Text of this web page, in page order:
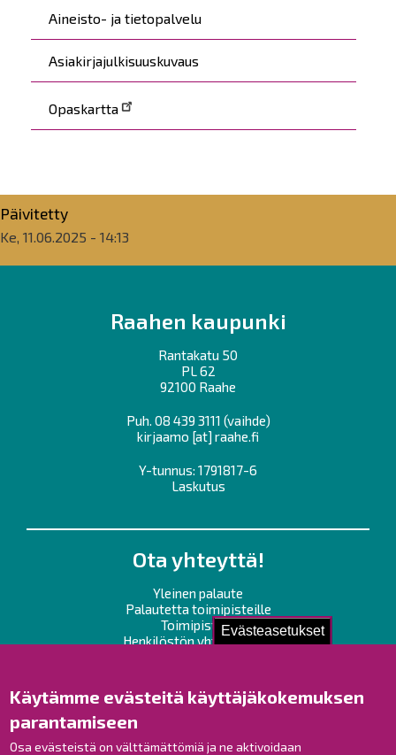
Evästeasetukset
Käytämme evästeitä käyttäjäkokemuksen
parantamiseen
Osa evästeistä on välttämättömiä ja ne aktivoidaan
Aineisto- ja tietopalvelu
Asiakirjajulkisuuskuvaus
Opaskartta
Päivitetty
Ke, 11.06.2025 - 14:13
Raahen kaupunki
Rantakatu 50
PL 62
92100 Raahe
Puh. 08 439 3111 (vaihde)
kirjaamo [at] raahe.fi
Y-tunnus: 1791817-6
Laskutus
Ota yhteyttä!
Yleinen palaute
Palautetta toimipisteille
Toimipisteet
Henkilöstön yhteystiedot
Raahe Facebookissa
Raahe Instagramissa
Raahe LinkedInissä